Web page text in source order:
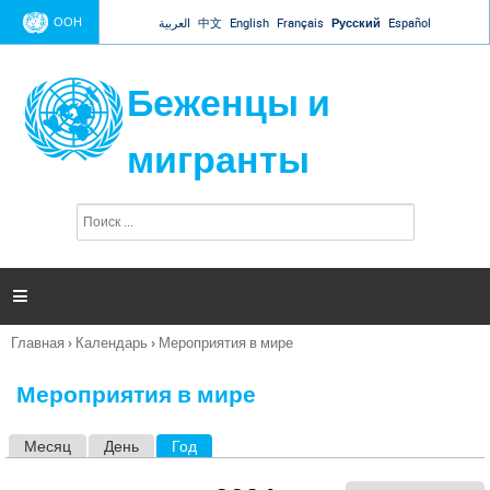
Jump to navigation
ООН العربية 中文 English Français Русский Español
Беженцы и
мигранты
п
и

Вы
Главная › Календарь › Мероприятия в мире
Мероприятия в мире
Месяц День Год